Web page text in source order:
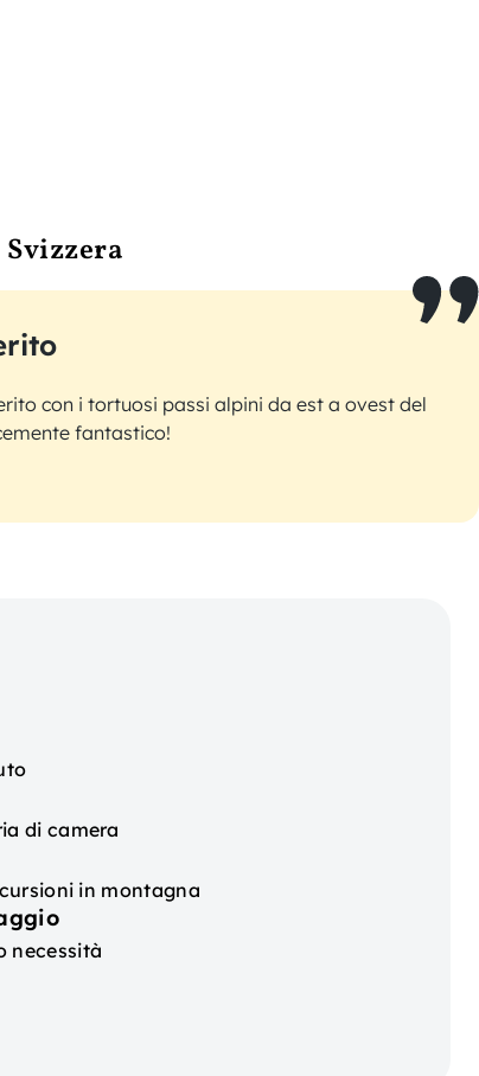
con i tortuosi passi alpini da est a ovest del
fantastico!
di camera
in montagna
necessità